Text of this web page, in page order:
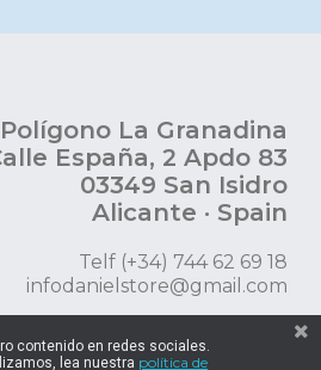
Polígono La Granadina
España, 2 Apdo 83
03349 San Isidro
Alicante · Spain
Telf (+34) 744 62 69 18
infodanielstore@gmail.com
contenido en redes sociales.
lea nuestra política de